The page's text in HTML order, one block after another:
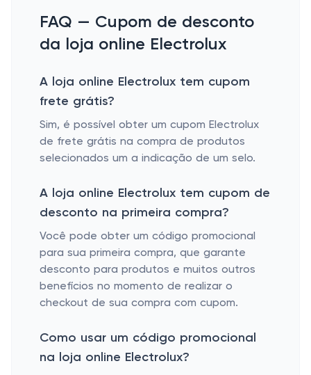
FAQ — Cupom de desconto
da loja online Electrolux
A loja online Electrolux tem cupom
frete grátis?
Sim, é possível obter um cupom Electrolux
de frete grátis na compra de produtos
selecionados um a indicação de um selo.
A loja online Electrolux tem cupom de
desconto na primeira compra?
Você pode obter um código promocional
para sua primeira compra, que garante
desconto para produtos e muitos outros
benefícios no momento de realizar o
checkout de sua compra com cupom.
Como usar um código promocional
na loja online Electrolux?